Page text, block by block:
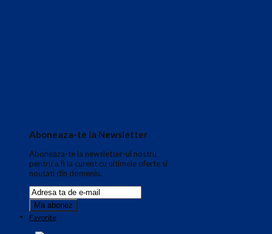
Aboneaza-te la Newsletter
Aboneaza-te la newsletter-ul nostru
pentru a fi la curent cu ultimele oferte si
noutati din domeniu.
Favorite